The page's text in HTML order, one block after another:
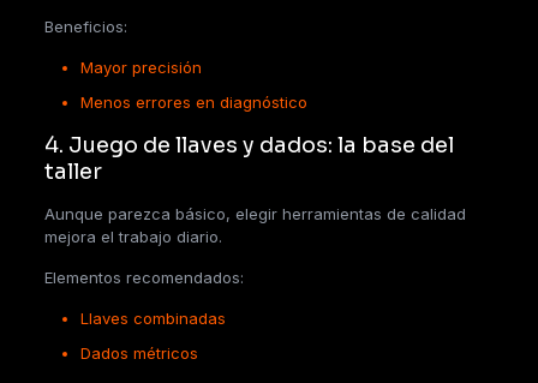
Beneficios:
Mayor precisión
Menos errores en diagnóstico
4. Juego de llaves y dados: la base del
taller
Aunque parezca básico, elegir herramientas de calidad
mejora el trabajo diario.
Elementos recomendados:
Llaves combinadas
Dados métricos